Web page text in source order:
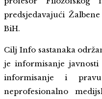
predsjedavajući
BiH.
Cilj Info sastanaka
je informisanje
informisanje i
neprofesionalno